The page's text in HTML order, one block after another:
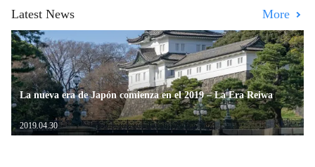
Latest News More
La nueva era de Japón comienza en el 2019 – La Era Reiwa
2019.04.30